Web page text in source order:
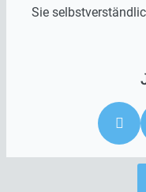
Sie